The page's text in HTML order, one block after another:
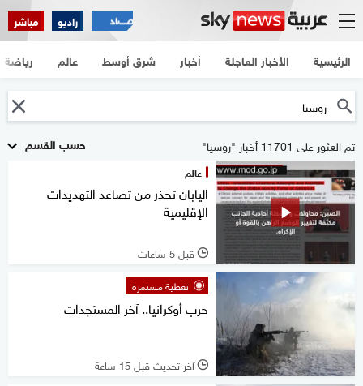
راديو مباشر
الرئيسية الأخبار العاجلة أخبار شرق أوسط عالم رياضة
حسب القسم تم العثور على 11701 أخبار "روسيا"
عالم
اليابان تحذر من تصاعد التهديدات
الإقليمية
l قبل 5 ساعات
تغطية مستمرة
حرب أوكرانيا.. آخر المستجدات
l آخر تحديث قبل 15 ساعة